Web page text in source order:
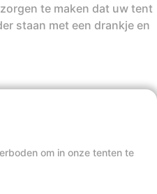
te maken dat uw tent
staan met een drankje en
om in onze tenten te